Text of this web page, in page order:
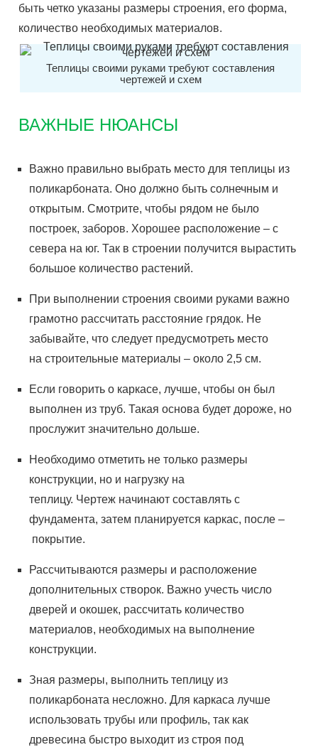
быть четко указаны размеры строения, его форма,
количество необходимых материалов.
Теплицы своими руками требуют составления
чертежей и схем
ВАЖНЫЕ НЮАНСЫ
Важно правильно выбрать место для теплицы из
поликарбоната. Оно должно быть солнечным и
открытым. Смотрите, чтобы рядом не было
построек, заборов. Хорошее расположение – с
севера на юг.Так в строении получится вырастить
большое количество растений.
При выполнении строения своими руками важно
грамотно рассчитать расстояние грядок. Не
забывайте, что следует предусмотреть место
на строительные материалы – около 2,5 см.
Если говорить о каркасе, лучше, чтобы он был
выполнен из труб. Такая основа будет дороже, но
прослужит значительно дольше.
Необходимо отметить не только размеры
конструкции, но и нагрузку на
теплицу. Чертеж начинают составлять с
фундамента, затем планируется каркас, после –
покрытие.
Рассчитываются размеры и расположение
дополнительных створок. Важно учесть число
дверей и окошек, рассчитать количество
материалов, необходимых на выполнение
конструкции.
Зная размеры, выполнить теплицу из
поликарбоната несложно. Для каркаса лучше
использовать трубы или профиль, так как
древесина быстро выходит из строя под